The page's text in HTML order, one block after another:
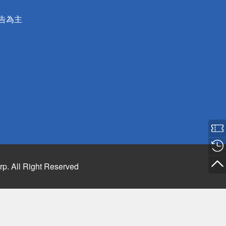
為主
All Right Reserved